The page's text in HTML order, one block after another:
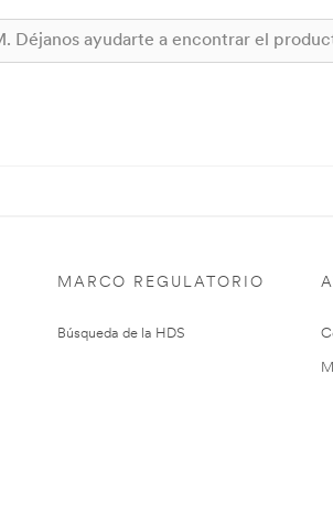
MARCO REGULATORIO
Búsqueda de la HDS